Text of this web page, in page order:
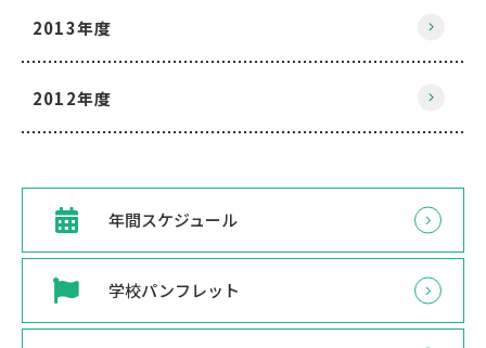
2013年度
2012年度
年間スケジュール
学校パンフレット